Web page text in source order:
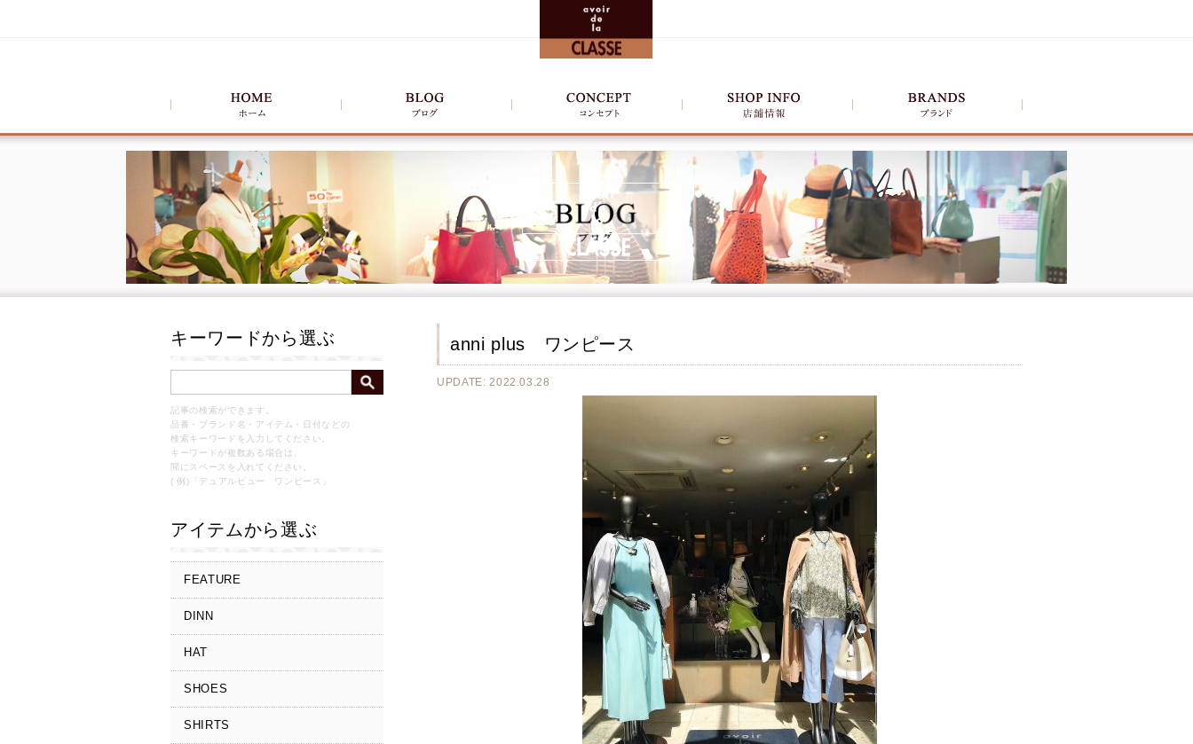
キーワードから選ぶ
記事の検索ができます。
品番・ブランド名・アイテム・日付などの
検索キーワードを入力してください。
キーワードが複数ある場合は、
間にスペースを入れてください。
( 例)「デュアルビュー ワンピース」
アイテムから選ぶ
FEATURE
DINN
HAT
SHOES
SHIRTS
anni plus ワンピース
UPDATE: 2022.03.28